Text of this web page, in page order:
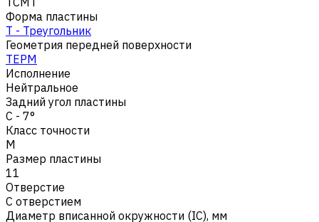
Форма пластины
T - Треугольник
Геометрия передней поверхности
TEPM
Исполнение
Нейтральное
Задний угол пластины
C - 7°
Класс точности
M
Размер пластины
11
Отверстие
С отверстием
Диаметр вписанной окружности (IC), мм